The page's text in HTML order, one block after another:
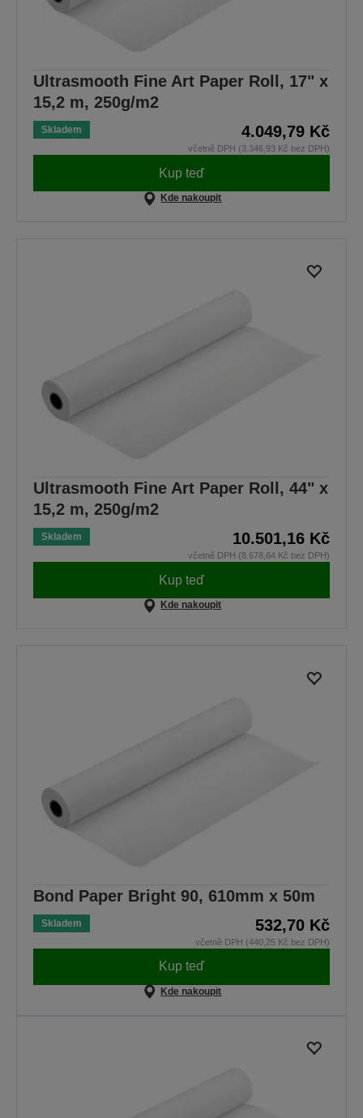
Ultrasmooth Fine Art Paper Roll, 17" x
15,2 m, 250g/m2
Skladem 4.049,79 Kč
včetně DPH (3.346,93 Kč bez DPH)
Kup teď
Kde nakoupit
Ultrasmooth Fine Art Paper Roll, 44" x
15,2 m, 250g/m2
Skladem 10.501,16 Kč
včetně DPH (8.678,64 Kč bez DPH)
Kup teď
Kde nakoupit
Bond Paper Bright 90, 610mm x 50m
Skladem 532,70 Kč
včetně DPH (440,25 Kč bez DPH)
Kup teď
Kde nakoupit